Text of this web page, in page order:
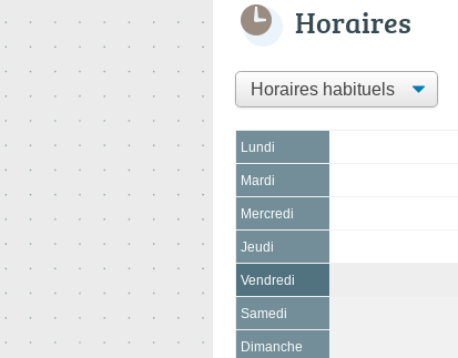
Horaires
Lundi
Mardi
Mercredi
Jeudi
Vendredi
Samedi
Dimanche